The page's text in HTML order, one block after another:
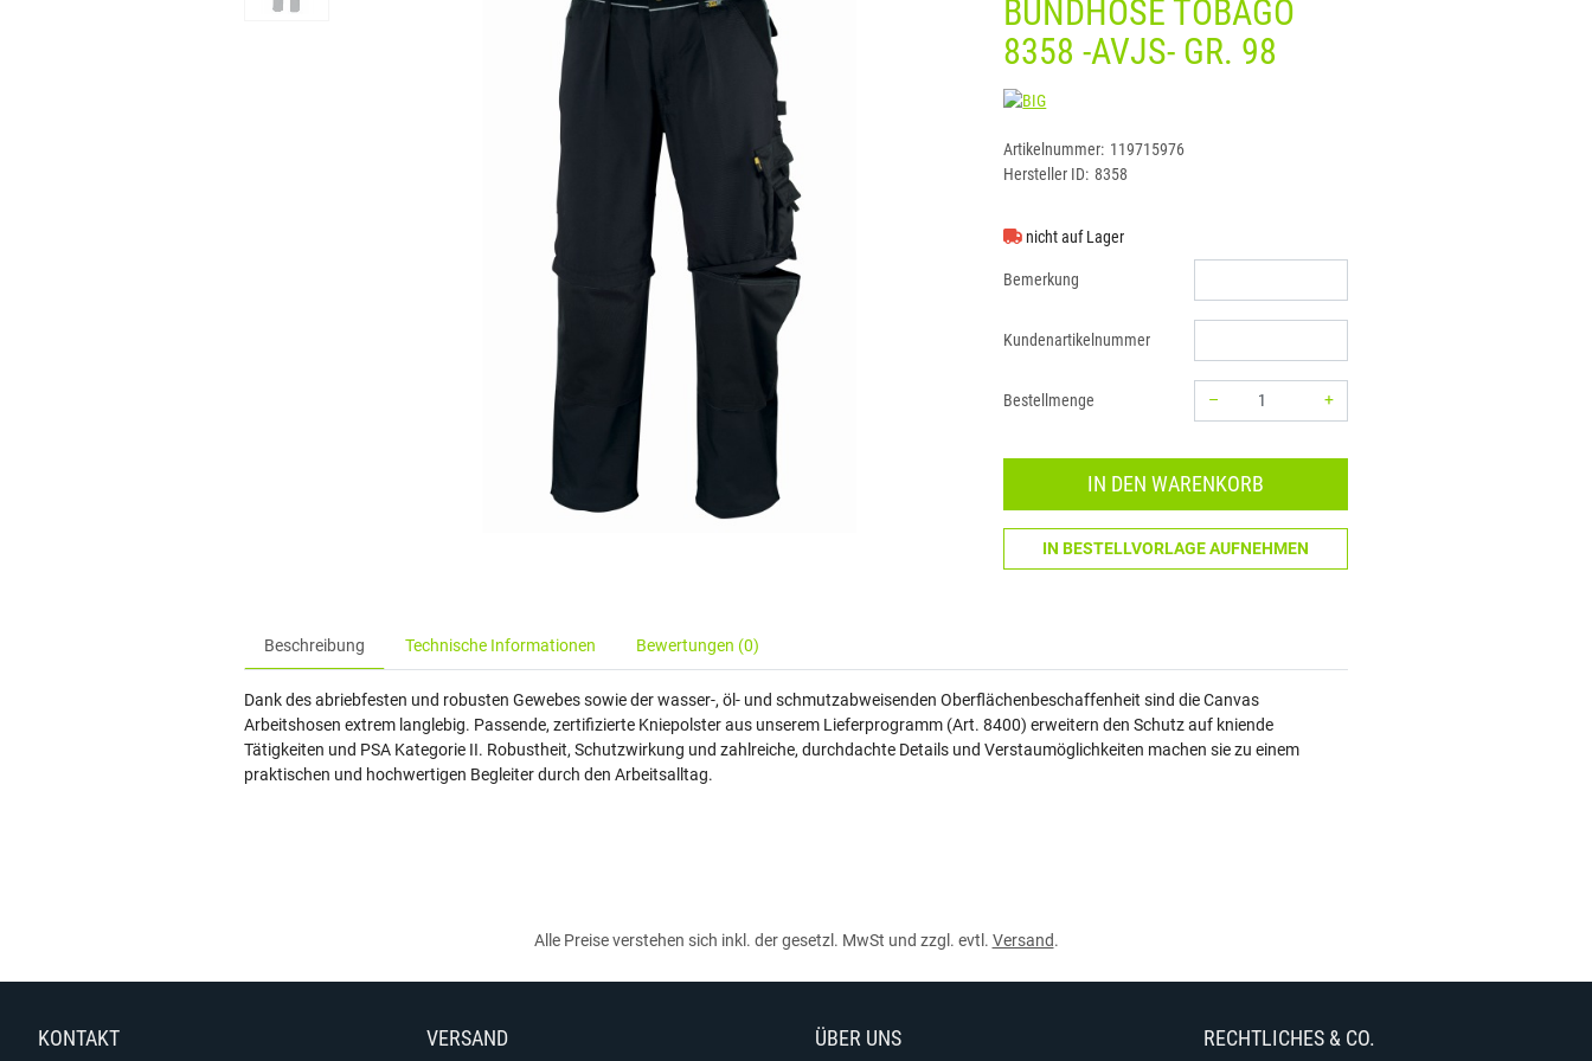
BUNDHOSE TOBAGO
8358 -AVJS- GR. 98
BIG
Artikelnummer: 119715976
Hersteller ID: 8358
nicht auf Lager
Bemerkung
Kundenartikelnummer
Bestellmenge –
+
IN DEN WARENKORB
IN BESTELLVORLAGE AUFNEHMEN
Beschreibung Technische Informationen Bewertungen (0)
Dank des abriebfesten und robusten Gewebes sowie der wasser-, öl- und schmutzabweisenden Oberflächenbeschaffenheit sind die Canvas
Arbeitshosen extrem langlebig. Passende, zertifizierte Kniepolster aus unserem Lieferprogramm (Art. 8400) erweitern den Schutz auf kniende
Tätigkeiten und PSA Kategorie II. Robustheit, Schutzwirkung und zahlreiche, durchdachte Details und Verstaumöglichkeiten machen sie zu einem
praktischen und hochwertigen Begleiter durch den Arbeitsalltag.
Alle Preise verstehen sich inkl. der gesetzl. MwSt und zzgl. evtl. Versand.
KONTAKT VERSAND ÜBER UNS RECHTLICHES & CO.